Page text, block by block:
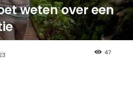
weten over een
47